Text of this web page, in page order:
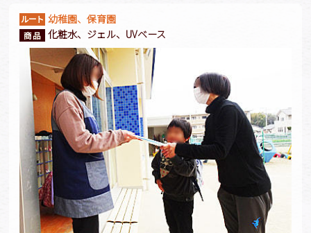
幼稚園、保育園
化粧水、ジェル、UVベース